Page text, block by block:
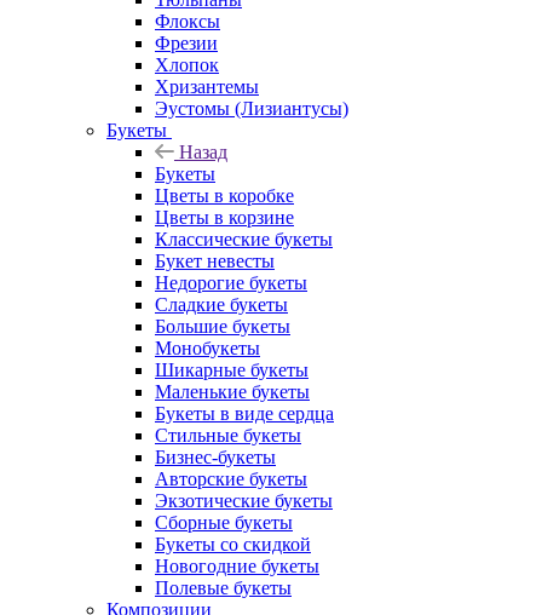
Флоксы
Фрезии
Хлопок
Хризантемы
Эустомы (Лизиантусы)
Букеты
Назад
Букеты
Цветы в коробке
Цветы в корзине
Классические букеты
Букет невесты
Недорогие букеты
Сладкие букеты
Большие букеты
Монобукеты
Шикарные букеты
Маленькие букеты
Букеты в виде сердца
Стильные букеты
Бизнес-букеты
Авторские букеты
Экзотические букеты
Сборные букеты
Букеты со скидкой
Новогодние букеты
Полевые букеты
Композиции